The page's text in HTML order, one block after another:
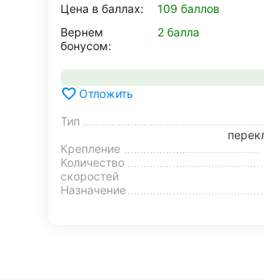
Цена в баллах:
109 баллов
Вернем
бонусом:
2 балла
Отложить
Тип
Крепление
Количество
скоростей
Назначение